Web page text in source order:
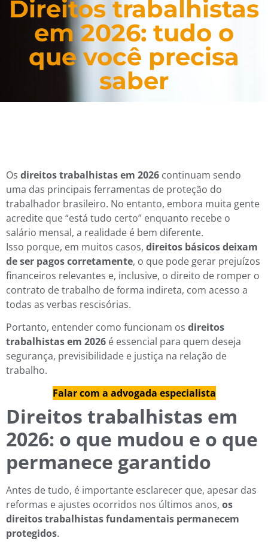
Direitos trabalhistas
em 2026: tudo o
que você precisa
saber
Os direitos trabalhistas em 2026 continuam sendo
uma das principais ferramentas de proteção do
trabalhador brasileiro. No entanto, embora muita gente
acredite que “está tudo certo” enquanto recebe o
salário mensal, a realidade é bem diferente.
Isso porque, em muitos casos, direitos básicos deixam
de ser pagos corretamente, o que pode gerar prejuízos
financeiros relevantes e, inclusive, o direito de romper o
contrato de trabalho de forma indireta, com acesso a
todas as verbas rescisórias.
Portanto, entender como funcionam os direitos
trabalhistas em 2026 é essencial para quem deseja
segurança, previsibilidade e justiça na relação de
trabalho.
Falar com a advogada especialista
Direitos trabalhistas em
2026: o que mudou e o que
permanece garantido
Antes de tudo, é importante esclarecer que, apesar das
reformas e ajustes ocorridos nos últimos anos, os
direitos trabalhistas fundamentais permanecem
protegidos.